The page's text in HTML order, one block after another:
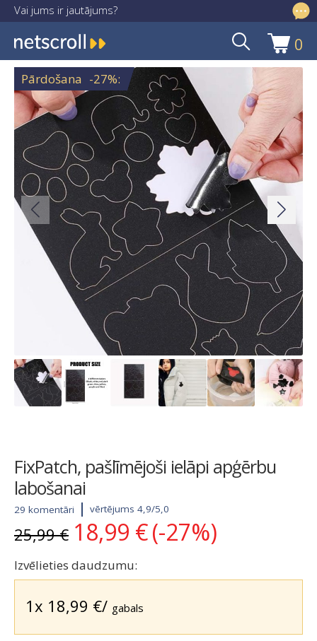
Vai jums ir jautājums?
info@netscroll.lv
Skip
to
navigation
Skip
to
content
0
Pārdošana -27%:
FixPatch, pašlīmējoši ielāpi apģērbu
labošanai
29 komentāri vērtējums 4,9/5,0
25,99€ Original
price
was:
25,99 €.
18,99 € Current
price
18,99 €.
(-27%)
Izvēlieties daudzumu:
1x 18,99 €/ gabals